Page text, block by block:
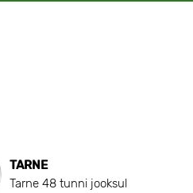
TARNE
Tarne 48 tunni jooksul